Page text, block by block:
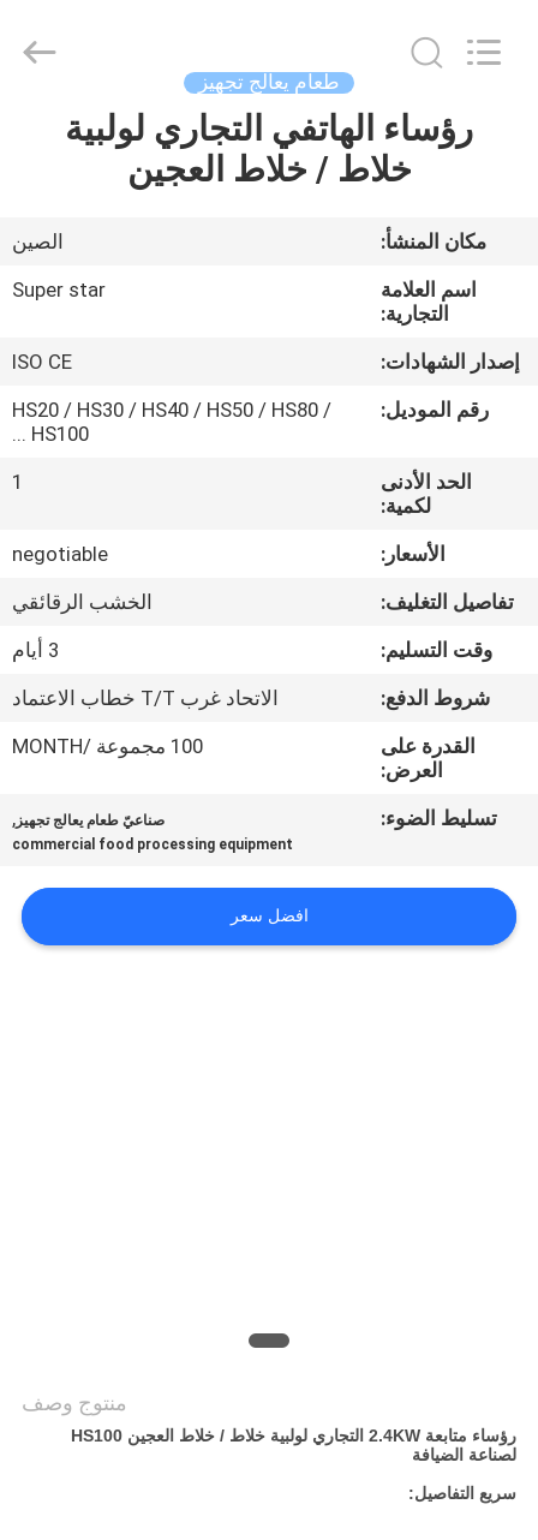
أشرطة
معلومات
المعمل
رقابة
جودة
أخبار
equipments
limited.
طعام يعالج تجهيز
رؤساء الهاتفي التجاري لولبية
خلاط / خلاط العجين
مكان المنشأ:
الصين
اسم العلامة
التجارية:
Super star
إصدار الشهادات:
ISO CE
رقم الموديل:
HS20 / HS30 / HS40 / HS50 / HS80 /
HS100 ...
الحد الأدنى
لكمية:
1
الأسعار:
negotiable
تفاصيل التغليف:
الخشب الرقائقي
وقت التسليم:
3 أيام
شروط الدفع:
الاتحاد غرب T/T خطاب الاعتماد
القدرة على
العرض:
100 مجموعة /MONTH
تسليط الضوء: صناعيّ طعام يعالج تجهيز ,
commercial food processing equipment
افضل سعر
منتوج وصف
رؤساء متابعة 2.4KW التجاري لولبية خلاط / خلاط العجين HS100
لصناعة الضيافة
سريع التفاصيل: